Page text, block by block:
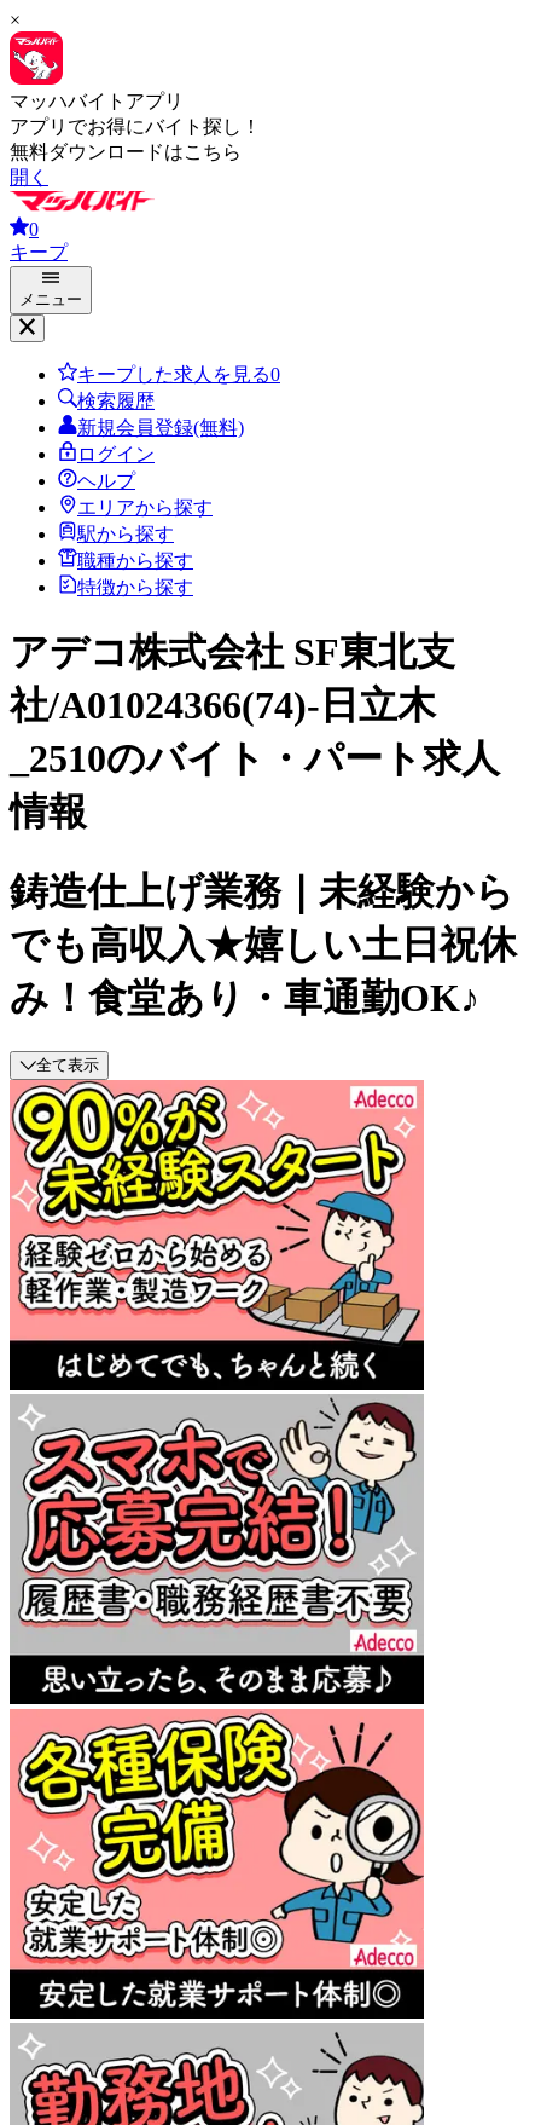
×
マッハバイトアプリ
アプリでお得にバイト探し！
無料ダウンロードはこちら
開く
0
キープ
メニュー
キープした求人を見る0
検索履歴
新規会員登録(無料)
ログイン
ヘルプ
エリアから探す
駅から探す
職種から探す
特徴から探す
アデコ株式会社 SF東北支
社/A01024366(74)-日立木
_2510のバイト・パート求人
情報
鋳造仕上げ業務｜未経験から
でも高収入★嬉しい土日祝休
み！食堂あり・車通勤OK♪
全て表示